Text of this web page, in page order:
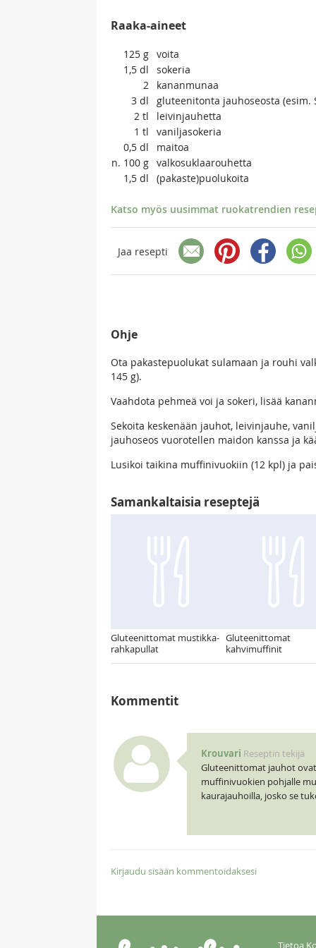
Raaka-aineet
125 g voita
1,5 dl
sokeria
2
kananmunaa
3 dl
gluteenitonta jauhoseosta (esim.
2 tl
leivinjauhetta
1 tl
vaniljasokeria
0,5 dl
maitoa
n. 100 g valkosuklaarouhetta
1,5 dl (pakaste)puolukoita
Katso myös uusimmat ruokatrendien
Jaa resepti
Ohje
Ota pakastepuolukat sulamaan ja rouhi
145 g).
Vaahdota pehmeä voi ja sokeri, lisää
Sekoita keskenään jauhot, leivinjauhe,
jauhoseos vuorotellen maidon kanssa ja
Lusikoi taikina muffinivuokiin (12 kpl) ja
Samankaltaisia reseptejä
Gluteenittomat mustikka-
rahkapullat
Gluteenittomat
kahvimuffinit
Kommentit
Krouvari Reseptin tekijä
Gluteenittomat jauhot
muffinivuokien pohjalle
kaurajauhoilla, josko se
Kirjaudu sisään kommentoidaksesi
Tietoa